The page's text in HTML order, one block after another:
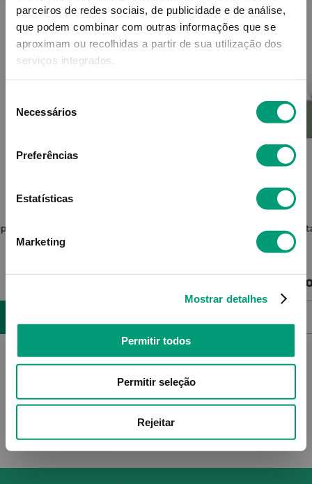
parceiros de redes sociais, de publicidade e de análise,
que podem combinar com outras informações que se
aproximam ou recolhidas a partir de sua utilização dos
serviços integrados.
Necessários
Preferências
Estatísticas
Marketing
Mostrar detalhes
Permitir todos
Permitir seleção
Rejeitar